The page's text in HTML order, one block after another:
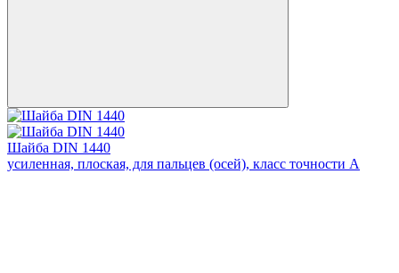
Шайба DIN 1440
усиленная, плоская, для пальцев (осей), класс точности А